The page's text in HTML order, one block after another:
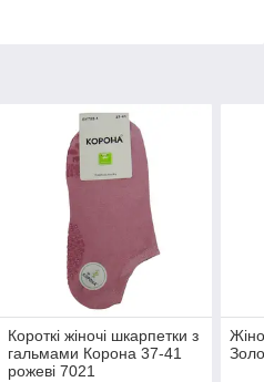
Короткі жіночі шкарпетки з
гальмами Корона 37-41
рожеві 7021